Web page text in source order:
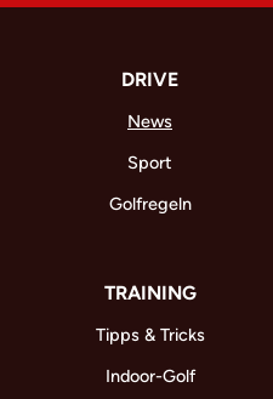
DRIVE
News
Sport
Golfregeln
TRAINING
Tipps & Tricks
Indoor-Golf